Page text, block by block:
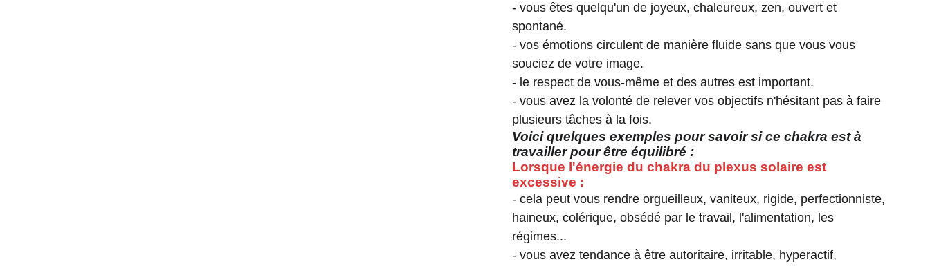
- vous êtes quelqu'un de joyeux, chaleureux, zen, ouvert et
spontané.
- vos émotions circulent de manière fluide sans que vous vous
souciez de votre image.
- le respect de vous-même et des autres est important.
- vous avez la volonté de relever vos objectifs n'hésitant pas à faire
plusieurs tâches à la fois.
Voici quelques exemples pour savoir si ce chakra est à
travailler pour être équilibré :
Lorsque l'énergie du chakra du plexus solaire est
excessive :
- cela peut vous rendre orgueilleux, vaniteux, rigide, perfectionniste,
haineux, colérique, obsédé par le travail, l'alimentation, les
régimes...
- vous avez tendance à être autoritaire, irritable, hyperactif,